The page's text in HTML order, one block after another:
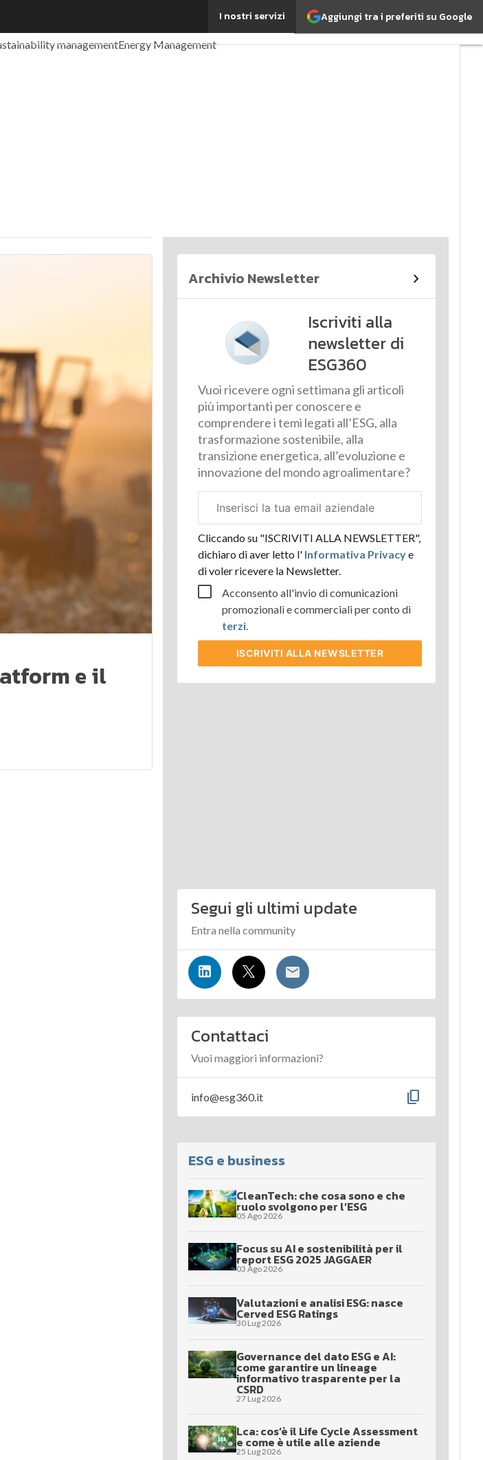
Aggiungi tra i preferiti su Google
I nostri servizi
Sostenibilità: perché è importante?
managementEnergy Management
e il
Archivio Newsletter
Iscriviti alla
newsletter di
ESG360
Vuoi ricevere ogni settimana gli articoli
più importanti per conoscere e
comprendere i temi legati all’ESG, alla
trasformazione sostenibile, alla
transizione energetica, all’evoluzione e
innovazione del mondo agroalimentare?
aziendale
Cliccando su "ISCRIVITI ALLA NEWSLETTER",
dichiaro di aver letto l'Informativa Privacye
di voler ricevere la Newsletter.
Acconsento all'invio di comunicazioni
promozionali e commerciali per conto di
terzi.
ISCRIVITI ALLA NEWSLETTER
Segui gli ultimi update
Entra nella community
Contattaci
Vuoi maggiori informazioni?
info@esg360.it content_copy
ESG e business
CleanTech: che cosa sono e che
ruolo svolgono per l’ESG
05 Ago 2026
Focus su AI e sostenibilità per il
report ESG 2025 JAGGAER
03 Ago 2026
Valutazioni e analisi ESG: nasce
Cerved ESG Ratings
30 Lug 2026
Governance del dato ESG e AI:
come garantire un lineage
informativo trasparente per la
CSRD
27 Lug 2026
Lca: cos’è il Life Cycle Assessment
e come è utile alle aziende
25 Lug 2026